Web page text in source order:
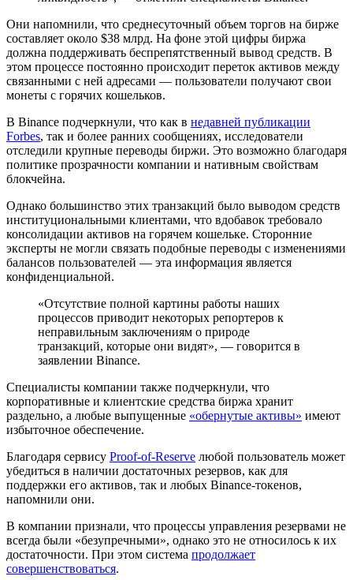
Они напомнили, что среднесуточный объем торгов на бирже
составляет около $38 млрд. На фоне этой цифры биржа
должна поддерживать беспрепятственный вывод средств. В
этом процессе постоянно происходит переток активов между
связанными с ней адресами — пользователи получают свои
монеты с горячих кошельков.
В Binance подчеркнули, что как в недавней публикации
Forbes, так и более ранних сообщениях, исследователи
отследили крупные переводы биржи. Это возможно благодаря
политике прозрачности компании и нативным свойствам
блокчейна.
Однако большинство этих транзакций было выводом средств
институциональными клиентами, что вдобавок требовало
консолидации активов на горячем кошельке. Сторонние
эксперты не могли связать подобные переводы с изменениями
балансов пользователей — эта информация является
конфиденциальной.
«Отсутствие полной картины работы наших
процессов приводит некоторых репортеров к
неправильным заключениям о природе
транзакций, которые они видят», — говорится в
заявлении Binance.
Специалисты компании также подчеркнули, что
корпоративные и клиентские средства биржа хранит
раздельно, а любые выпущенные «обернутые активы» имеют
избыточное обеспечение.
Благодаря сервису Proof-of-Reserve любой пользователь может
убедиться в наличии достаточных резервов, как для
поддержки его активов, так и любых Binance-токенов,
напомнили они.
В компании признали, что процессы управления резервами не
всегда были «безупречными», однако это не относилось к их
достаточности. При этом система продолжает
совершенствоваться.